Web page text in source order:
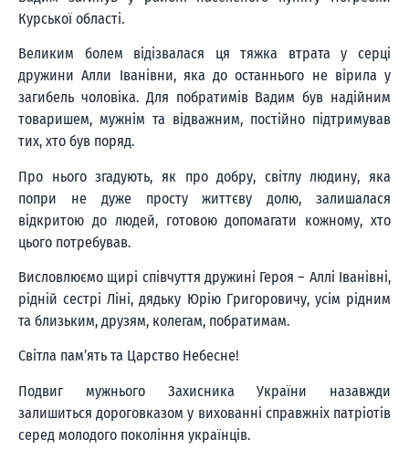
Курської області.
Великим болем відізвалася ця тяжка втрата у серці
дружини Алли Іванівни, яка до останнього не вірила у
загибель чоловіка. Для побратимів Вадим був надійним
товаришем, мужнім та відважним, постійно підтримував
тих, хто був поряд.
Про нього згадують, як про добру, світлу людину, яка
попри не дуже просту життєву долю, залишалася
відкритою до людей, готовою допомагати кожному, хто
цього потребував.
Висловлюємо щирі співчуття дружині Героя – Аллі Іванівні,
рідній сестрі Ліні, дядьку Юрію Григоровичу, усім рідним
та близьким, друзям, колегам, побратимам.
Світла пам’ять та Царство Небесне!
Подвиг мужнього Захисника України назавжди
залишиться дороговказом у вихованні справжніх патріотів
серед молодого покоління українців.